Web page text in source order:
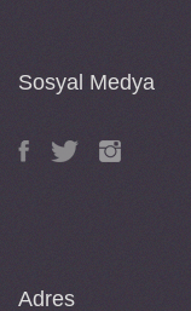
Sosyal Medya
Adres